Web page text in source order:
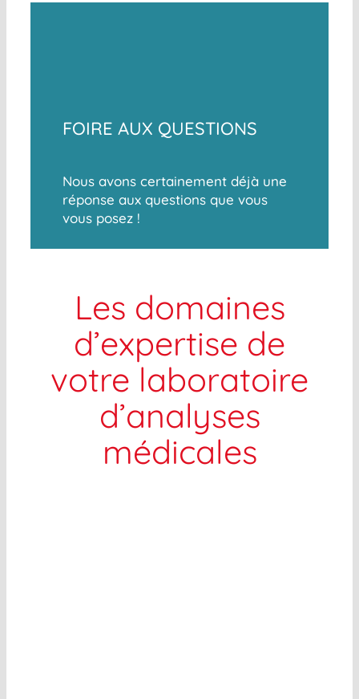
FOIRE AUX QUESTIONS
Nous avons certainement déjà une
réponse aux questions que vous
vous posez !
Les domaines
d’expertise de
votre laboratoire
d’analyses
médicales